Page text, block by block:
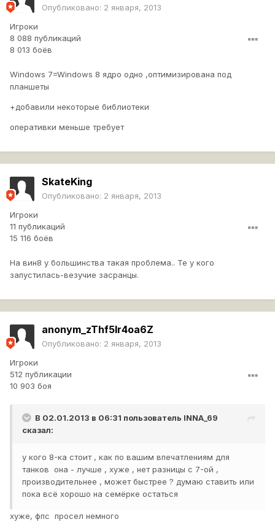
Опубликовано: 2 января, 2013
Игроки
8 088 публикаций
8 013 боёв
Windows 7=Windows 8 ядро одно ,оптимизирована под
планшеты
+добавили некоторые библиотеки
оперативки меньше требует
SkateKing
Опубликовано: 2 января, 2013
Игроки
11 публикаций
15 116 боёв
На вин8 у большинства такая проблема.. Те у кого
запустилась-везучие засранцы.
anonym_zThf5lr4oa6Z
Опубликовано: 2 января, 2013
Игроки
512 публикации
10 903 боя
В 02.01.2013 в 06:31 пользователь INNA_69
сказал:
у кого 8-ка стоит , как по вашим впечатлениям для
танков она - лучше , хуже , нет разницы с 7-ой ,
производительнее , может быстрее ? думаю ставить или
пока всё хорошо на семёрке остаться
хуже, фпс просел немного